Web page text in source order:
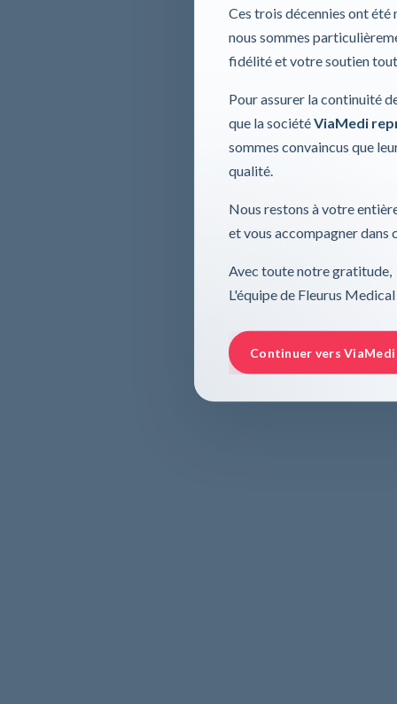
Ces trois décennies ont
nous sommes
fidélité et votre soutien
Pour assurer la continuité
que la sociétéViaMedi
sommes convaincus que
qualité.
Nous restons à votre
et vous accompagner dans
Avec toute notre gratitude,
L'équipe de Fleurus Medical
Continuer vers ViaMedi